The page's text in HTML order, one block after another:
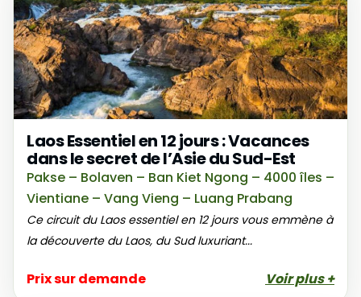
Laos Essentiel en 12 jours : Vacances
dans le secret de l’Asie du Sud-Est
Pakse – Bolaven – Ban Kiet Ngong – 4000 îles –
Vientiane – Vang Vieng – Luang Prabang
Ce circuit du Laos essentiel en 12 jours vous emmène à
la découverte du Laos, du Sud luxuriant...
Prix sur demande Voir plus +